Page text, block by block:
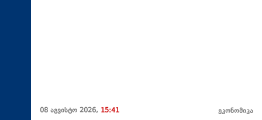
08 აგვისტო 2026, 15:41 ეკონომიკა